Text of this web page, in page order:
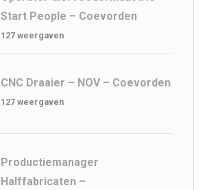
Start People – Coevorden
127 weergaven
CNC Draaier – NOV – Coevorden
127 weergaven
Productiemanager
Halffabricaten –